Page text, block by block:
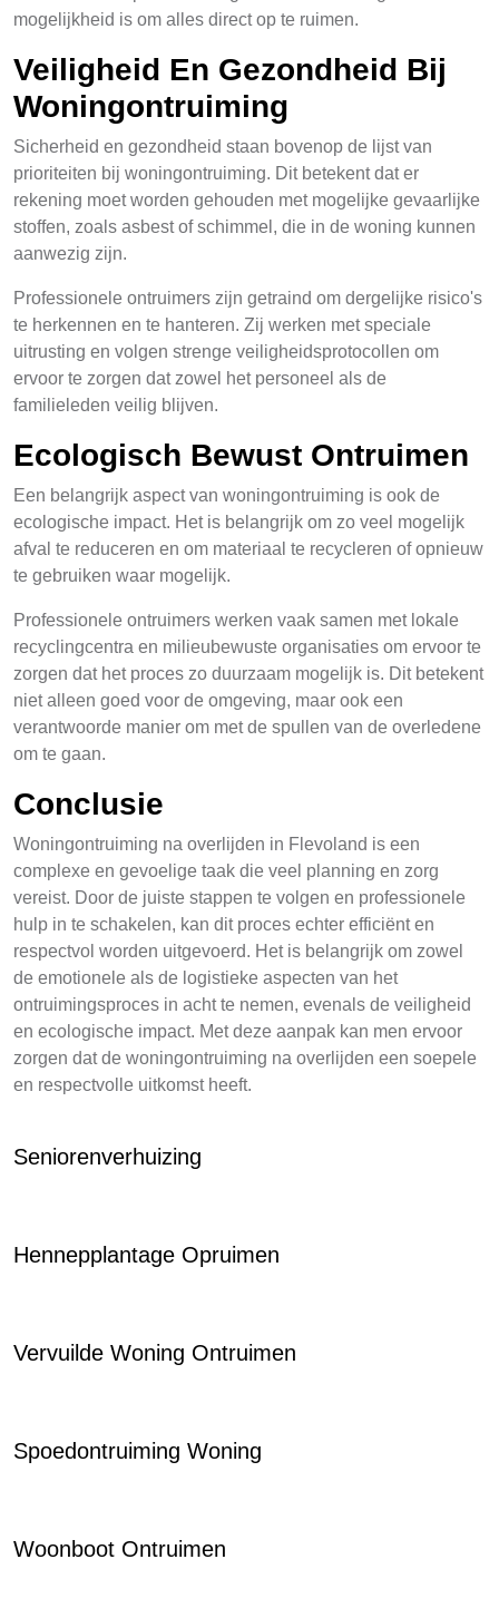
mogelijkheid is om alles direct op te ruimen.
Veiligheid En Gezondheid Bij
Woningontruiming
Sicherheid en gezondheid staan bovenop de lijst van
prioriteiten bij woningontruiming. Dit betekent dat er
rekening moet worden gehouden met mogelijke gevaarlijke
stoffen, zoals asbest of schimmel, die in de woning kunnen
aanwezig zijn.
Professionele ontruimers zijn getraind om dergelijke risico's
te herkennen en te hanteren. Zij werken met speciale
uitrusting en volgen strenge veiligheidsprotocollen om
ervoor te zorgen dat zowel het personeel als de
familieleden veilig blijven.
Ecologisch Bewust Ontruimen
Een belangrijk aspect van woningontruiming is ook de
ecologische impact. Het is belangrijk om zo veel mogelijk
afval te reduceren en om materiaal te recycleren of opnieuw
te gebruiken waar mogelijk.
Professionele ontruimers werken vaak samen met lokale
recyclingcentra en milieubewuste organisaties om ervoor te
zorgen dat het proces zo duurzaam mogelijk is. Dit betekent
niet alleen goed voor de omgeving, maar ook een
verantwoorde manier om met de spullen van de overledene
om te gaan.
Conclusie
Woningontruiming na overlijden in Flevoland is een
complexe en gevoelige taak die veel planning en zorg
vereist. Door de juiste stappen te volgen en professionele
hulp in te schakelen, kan dit proces echter efficiënt en
respectvol worden uitgevoerd. Het is belangrijk om zowel
de emotionele als de logistieke aspecten van het
ontruimingsproces in acht te nemen, evenals de veiligheid
en ecologische impact. Met deze aanpak kan men ervoor
zorgen dat de woningontruiming na overlijden een soepele
en respectvolle uitkomst heeft.
Seniorenverhuizing
Hennepplantage Opruimen
Vervuilde Woning Ontruimen
Spoedontruiming Woning
Woonboot Ontruimen